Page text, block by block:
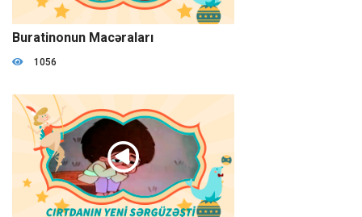
01:04:19
Buratinonun Macəraları
1056